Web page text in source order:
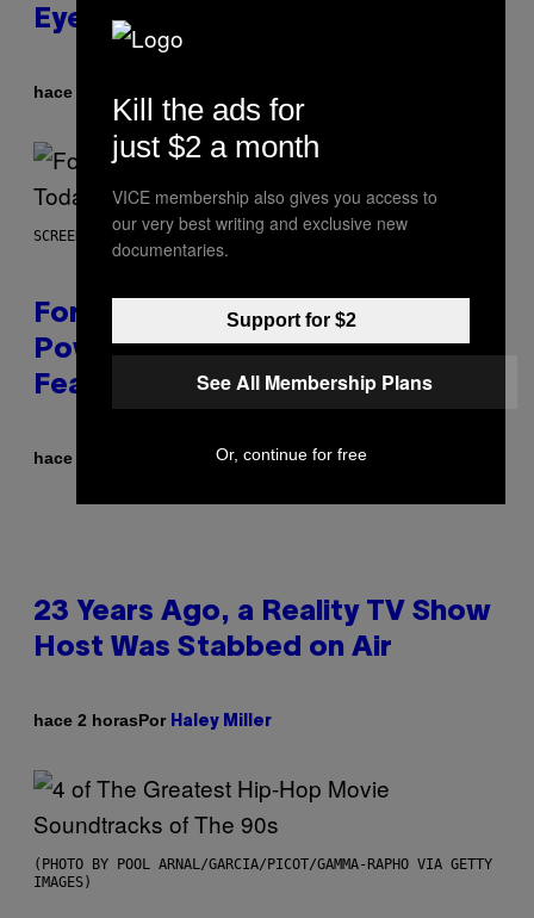
Eyed Creature
hace 36 minutos
SCREENSHOT: EPIC GAMES
Fortnite Gem Hours Start Time:
Power Hour Today Schedule and
Featured Sprites
hace 1 hora Brent Koepp
23 Years Ago, a Reality TV Show
Host Was Stabbed on Air
hace 2 horasPor Haley Miller
(PHOTO BY POOL ARNAL/GARCIA/PICOT/GAMMA-RAPHO VIA GETTY
IMAGES)
Kill the ads for
just $2 a month
VICE membership also gives you access to
our very best writing and exclusive new
documentaries.
Support for $2
See All Membership Plans
Or, continue for free